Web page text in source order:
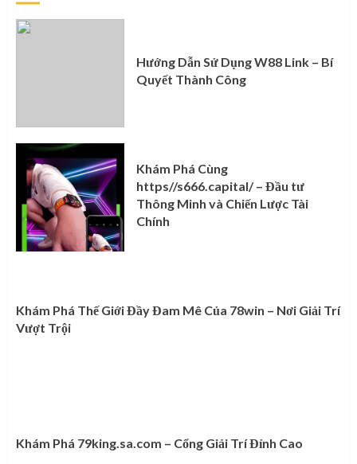
Hướng Dẫn Sử Dụng W88 Link – Bí
Quyết Thành Công
Khám Phá Cùng
https//s666.capital/ – Đầu tư
Thông Minh và Chiến Lược Tài
Chính
Khám Phá Thế Giới Đầy Đam Mê Của 78win – Nơi Giải Trí
Vượt Trội
Khám Phá 79king.sa.com – Cổng Giải Trí Đỉnh Cao